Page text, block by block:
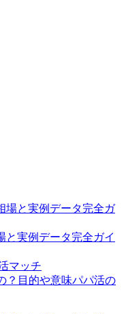
と実例データ完全ガイ
？目的や意味パパ活の